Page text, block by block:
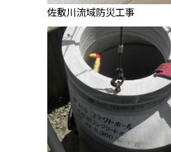
佐敷川流域防災工事